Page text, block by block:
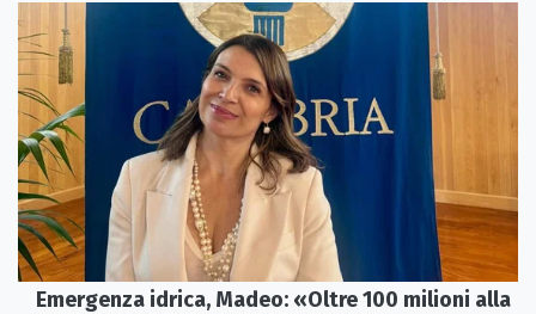
Emergenza idrica, Madeo: «Oltre 100 milioni alla